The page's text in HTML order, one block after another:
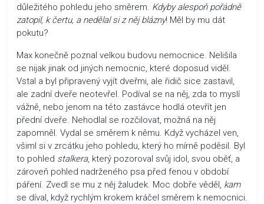
důležitého pohledu jeho směrem. Kdyby alespoň pořádně
zatopil, k čertu, a nedělal si z něj blázny! Měl by mu dát
pokutu?
Max konečně poznal velkou budovu nemocnice. Nelišila
se nijak jinak od jiných nemocnic, které doposud viděl.
Vstal a byl připravený vyjít dveřmi, ale řidič sice zastavil,
ale zadní dveře neotevřel. Podíval se na něj, zda to myslí
vážně, nebo jenom na této zastávce hodlá otevřít jen
přední dveře. Nehodlal se rozčilovat, možná na něj
zapomněl. Vydal se směrem k němu. Když vycházel ven,
všiml si v zrcátku jeho pohledu, který ho mírně poděsil. Byl
to pohled stalkera, který pozoroval svůj idol, svou oběť, a
zároveň pohled nadrženého psa před fenou v období
páření. Zvedl se mu z něj žaludek. Moc dobře věděl, kam
se díval, když rychlým krokem kráčel směrem k nemocnici.